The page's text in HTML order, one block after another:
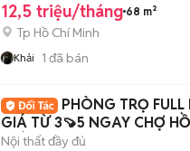
12,5 triệu/tháng 68 m²
Tp Hồ Chí Minh
Khải 1 đã bán
PHÒNG TRỌ
GIÁ TỪ 3🍠5 NGAY CHỢ
GIÁP Q3-Q10-Q5
Nội thất đầy đủ